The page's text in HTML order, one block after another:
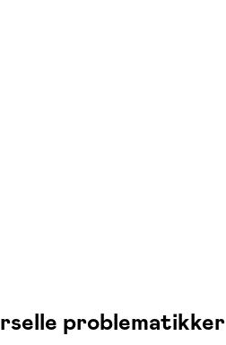
problematikker